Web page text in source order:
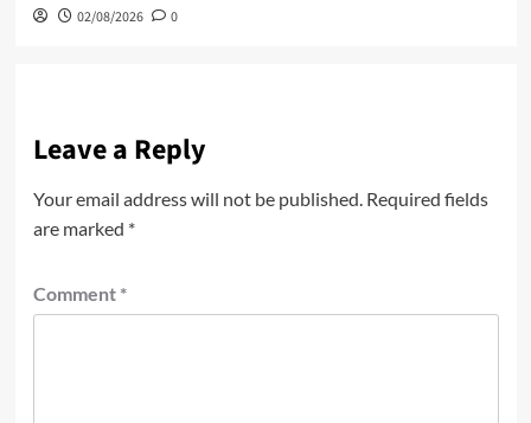
02/08/2026 0
Leave a Reply
Your email address will not be published. Required fields
are marked *
Comment *